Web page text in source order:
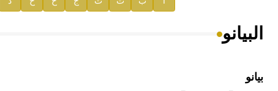
البيانو
بيانو